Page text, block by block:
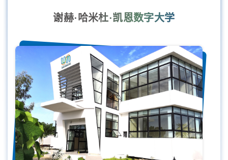
谢赫·哈米杜·凯恩数字大学